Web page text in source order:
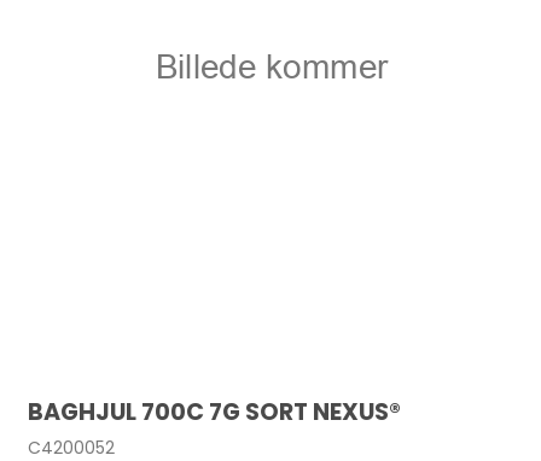
BAGHJUL 700C 7G SORT NEXUS®
C4200052